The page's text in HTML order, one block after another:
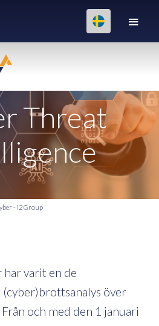
Threat
- i2 Group
varit en de
över
och med den 1 januari